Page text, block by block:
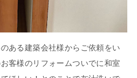
ある建築会社様からご依頼をい
客様のリフォームついでに和室